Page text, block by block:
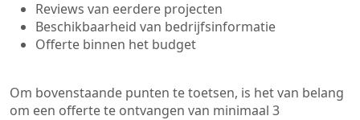
Reviews van eerdere projecten
Beschikbaarheid van bedrijfsinformatie
Offerte binnen het budget
Om bovenstaande punten te toetsen, is het van belang
om een offerte te ontvangen van minimaal 3